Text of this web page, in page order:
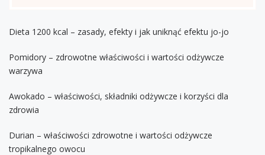
Dieta 1200 kcal – zasady, efekty i jak uniknąć efektu jo-jo
Pomidory – zdrowotne właściwości i wartości odżywcze
warzywa
Awokado – właściwości, składniki odżywcze i korzyści dla
zdrowia
Durian – właściwości zdrowotne i wartości odżywcze
tropikalnego owocu